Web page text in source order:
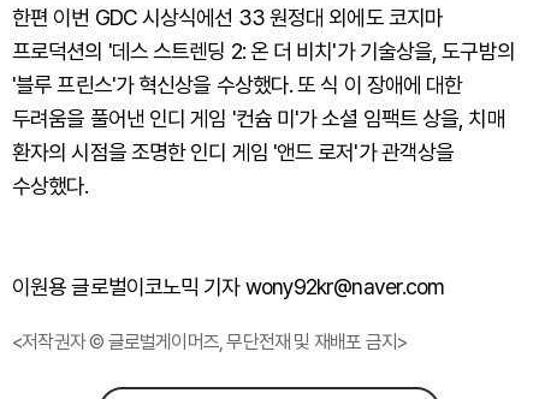
한편 이번 GDC 시상식에선 33 원정대 외에도 코지마
프로덕션의 '데스 스트렌딩 2: 온 더 비치'가 기술상을, 도구밤의
'블루 프린스'가 혁신상을 수상했다. 또 식 이 장애에 대한
두려움을 풀어낸 인디 게임 '컨슘 미'가 소셜 임팩트 상을, 치매
환자의 시점을 조명한 인디 게임 '앤드 로저'가 관객상을
수상했다.
이원용 글로벌이코노믹 기자 wony92kr@naver.com
<저작권자 © 글로벌게이머즈, 무단전재 및 재배포 금지>